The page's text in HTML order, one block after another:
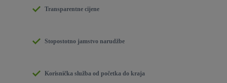
Transparentne cijene
Stopostotno jamstvo narudžbe
Korisnička služba od početka do kraja